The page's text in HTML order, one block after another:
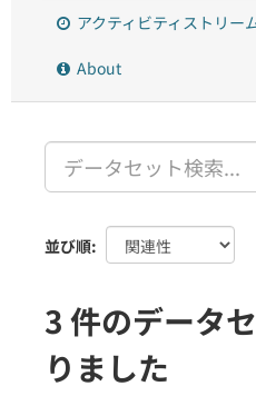
アクティビティストリー
About
並び順
3 件のデータ
りました